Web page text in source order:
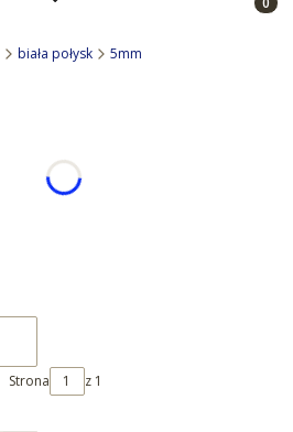
biała połysk 5mm
Strona z 1